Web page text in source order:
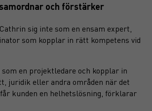
och förstärker
sig inte som en ensam expert,
som kopplar in rätt kompetens vid
en projektledare och kopplar in
juridik eller andra områden när det
kunden en helhetslösning, förklarar